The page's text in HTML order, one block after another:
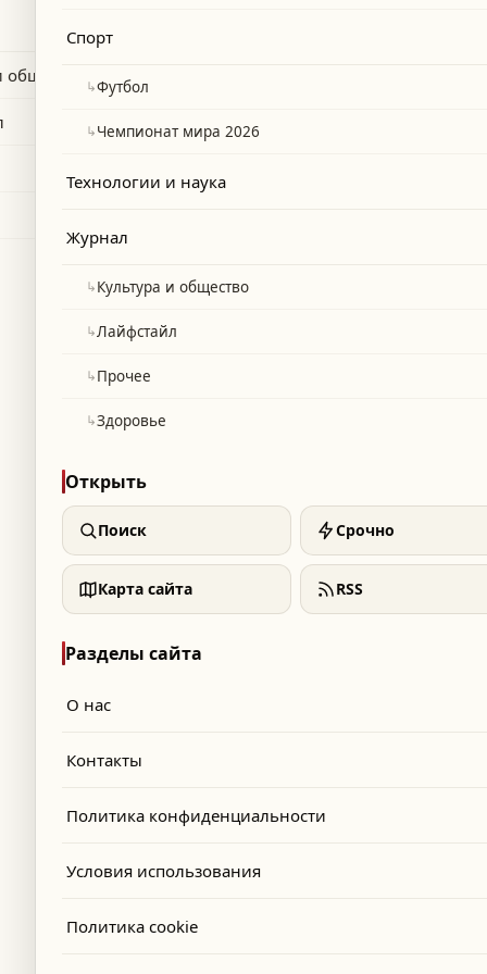
Спорт
↳Футбол
↳Чемпионат мира 2026
Технологии и наука
Журнал
↳Культура и общество
↳Лайфстайл
↳Прочее
↳Здоровье
Открыть
Поиск Срочно
Карта сайта RSS
Разделы сайта
О нас
Контакты
Политика конфиденциальности
Условия использования
Политика cookie